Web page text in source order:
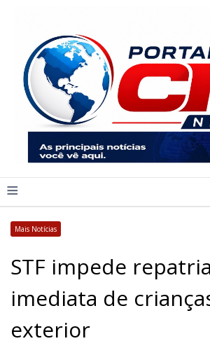
≡
Mais Notícias
STF impede
imediata de
exterior